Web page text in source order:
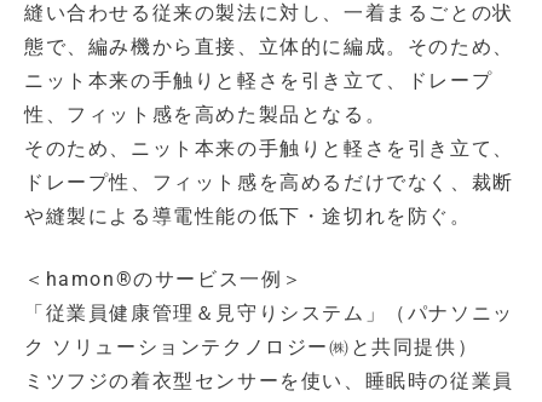
縫い合わせる従来の製法に対し、一着まるごとの状
態で、編み機から直接、立体的に編成。そのため、
ニット本来の手触りと軽さを引き立て、ドレープ
性、フィット感を高めた製品となる。
そのため、ニット本来の手触りと軽さを引き立て、
ドレープ性、フィット感を高めるだけでなく、裁断
や縫製による導電性能の低下・途切れを防ぐ。
＜hamon®のサービス一例＞
「従業員健康管理＆見守りシステム」（パナソニッ
ク ソリューションテクノロジー㈱と共同提供）
ミツフジの着衣型センサーを使い、睡眠時の従業員